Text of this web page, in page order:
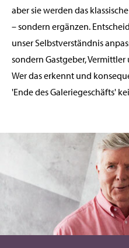
aber sie werden das
– sondern ergänzen.
unser Selbstverständnis
sondern Gastgeber,
Wer das erkennt und
'Ende des Galeriegeschäfts'